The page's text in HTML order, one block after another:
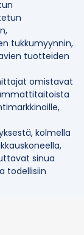
tukkumyynnin,
tuotteiden
omistavat
kolmella
sinua
todellisiin